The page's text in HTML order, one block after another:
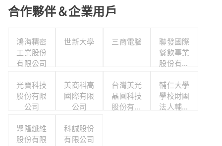
合作夥伴＆企業用戶
鴻海精密
工業股份
有限公司
世新大學 三商電腦
聯發國際
餐飲事業
股份有限
光寶科技
股份有限
公司
美商科高
國際有限
公司
台灣美光
晶圓科技
股份有限
輔仁大學
學校財團
法人輔仁
聚隆纖維
股份有限
科誠股份
有限公司